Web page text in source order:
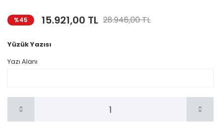
%45 15.921,00 TL 28.946,00 TL
Yüzük Yazısı
Yazı Alanı